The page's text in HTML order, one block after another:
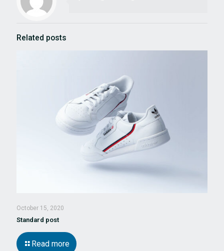
Related posts
October 15, 2020
Standard post
Read more